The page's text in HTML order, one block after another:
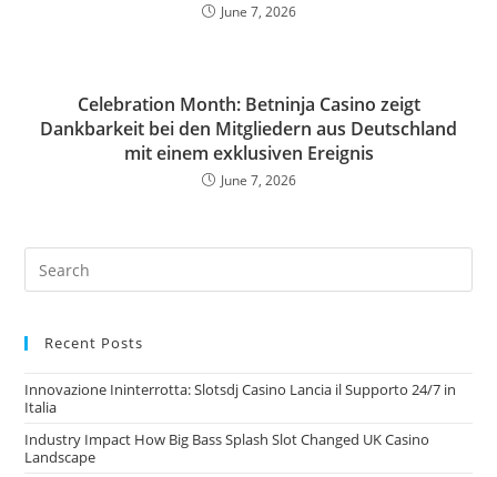
June 7, 2026
Celebration Month: Betninja Casino zeigt
Dankbarkeit bei den Mitgliedern aus Deutschland
mit einem exklusiven Ereignis
June 7, 2026
Recent Posts
Innovazione Ininterrotta: Slotsdj Casino Lancia il Supporto 24/7 in
Italia
Industry Impact How Big Bass Splash Slot Changed UK Casino
Landscape